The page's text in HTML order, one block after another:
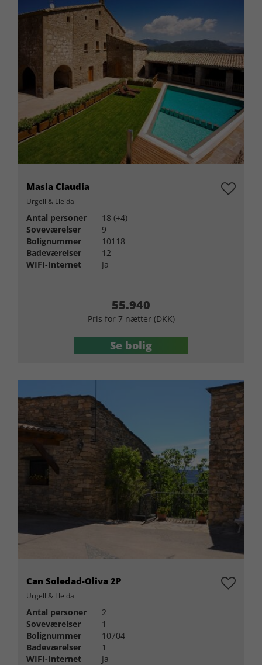
Masia Claudia
Urgell & Lleida
Antal personer
18 (+4)
Soveværelser
9
Bolignummer
10118
Badeværelser
12
WIFI-Internet
Ja
55.940
Pris for 7 nætter (DKK)
Se bolig
Can Soledad-Oliva 2P
Urgell & Lleida
Antal personer
2
Soveværelser
1
Bolignummer
10704
Badeværelser
1
WIFI-Internet
Ja